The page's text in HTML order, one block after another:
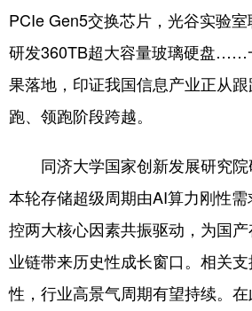
PCIe Gen5交换芯片，光谷实验
研发360TB超大容量玻璃硬盘……
果落地，印证我国信息产业正从
跑、领跑阶段跨越。
同济大学国家创新发展研究院
本轮存储超级周期由AI算力刚性
控两大核心因素共振驱动，为国
业链带来历史性成长窗口。相关
性，行业高景气周期有望持续。